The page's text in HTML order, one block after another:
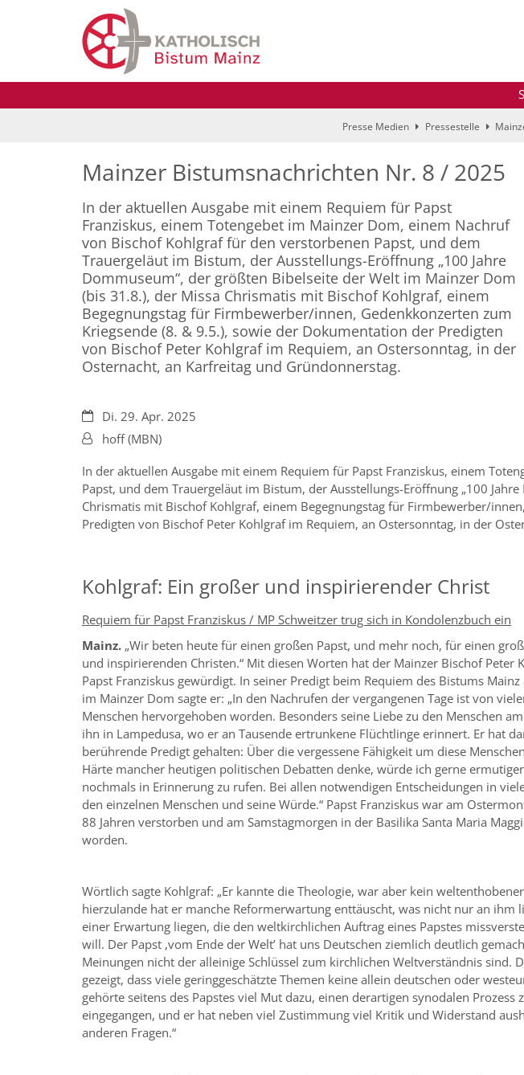
Presse Medien Pressestelle
Mainzer Bistumsnachrichten Nr. 8 / 2025
In der aktuellen Ausgabe mit einem Requiem für Papst
Franziskus, einem Totengebet im Mainzer Dom, einem Nachruf
von Bischof Kohlgraf für den verstorbenen Papst, und dem
Trauergeläut im Bistum, der Ausstellungs-Eröffnung „100 Jahre
Dommuseum“, der größten Bibelseite der Welt im Mainzer Dom
(bis 31.8.), der Missa Chrismatis mit Bischof Kohlgraf, einem
Begegnungstag für Firmbewerber/innen, Gedenkkonzerten zum
Kriegsende (8. & 9.5.), sowie der Dokumentation der Predigten
von Bischof Peter Kohlgraf im Requiem, an Ostersonntag, in der
Osternacht, an Karfreitag und Gründonnerstag.
Datum:Di. 29. Apr. 2025
Von:hoff (MBN)
In der aktuellen Ausgabe mit einem Requiem für Papst Franziskus, einem
Papst, und dem Trauergeläut im Bistum, der Ausstellungs-Eröffnung „100
Chrismatis mit Bischof Kohlgraf, einem Begegnungstag für Firmbewerber/
Predigten von Bischof Peter Kohlgraf im Requiem, an Ostersonntag, in der
Kohlgraf: Ein großer und inspirierender Christ
Requiem für Papst Franziskus / MP Schweitzer trug sich in Kondolenzbuch ein
Mainz. „Wir beten heute für einen großen Papst, und mehr noch, für einen
und inspirierenden Christen.“ Mit diesen Worten hat der Mainzer Bischof Peter
Papst Franziskus gewürdigt. In seiner Predigt beim Requiem des Bistums
im Mainzer Dom sagte er: „In den Nachrufen der vergangenen Tage ist von
Menschen hervorgehoben worden. Besonders seine Liebe zu den Menschen
ihn in Lampedusa, wo er an Tausende ertrunkene Flüchtlinge erinnert. Er hat
berührende Predigt gehalten: Über die vergessene Fähigkeit um diese
Härte mancher heutigen politischen Debatten denke, würde ich gerne
nochmals in Erinnerung zu rufen. Bei allen notwendigen Entscheidungen in
den einzelnen Menschen und seine Würde.“ Papst Franziskus war am
88 Jahren verstorben und am Samstagmorgen in der Basilika Santa Maria
worden.
Wörtlich sagte Kohlgraf: „Er kannte die Theologie, war aber kein
hierzulande hat er manche Reformerwartung enttäuscht, was nicht nur an ihm
einer Erwartung liegen, die den weltkirchlichen Auftrag eines Papstes
will. Der Papst ,vom Ende der Weltʼ hat uns Deutschen ziemlich deutlich
Meinungen nicht der alleinige Schlüssel zum kirchlichen Weltverständnis sind.
gezeigt, dass viele geringgeschätzte Themen keine allein deutschen oder
gehörte seitens des Papstes viel Mut dazu, einen derartigen synodalen Prozess
eingegangen, und er hat neben viel Zustimmung viel Kritik und Widerstand
anderen Fragen.“